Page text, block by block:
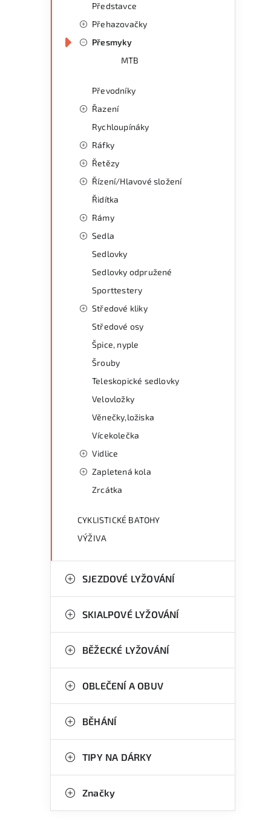
Představce
Přehazovačky
Přesmyky
MTB
Převodníky
Řazení
Rychloupínáky
Ráfky
Řetězy
Řízení/Hlavové složení
Řidítka
Rámy
Sedla
Sedlovky
Sedlovky odpružené
Sporttestery
Středové kliky
Středové osy
Špice, nyple
Šrouby
Teleskopické sedlovky
Velovložky
Věnečky,ložiska
Vícekolečka
Vidlice
Zapletená kola
Zrcátka
CYKLISTICKÉ BATOHY
VÝŽIVA
SJEZDOVÉ LYŽOVÁNÍ
SKIALPOVÉ LYŽOVÁNÍ
BĚŽECKÉ LYŽOVÁNÍ
OBLEČENÍ A OBUV
BĚHÁNÍ
TIPY NA DÁRKY
Značky